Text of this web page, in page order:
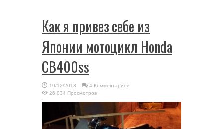
Как я привез себе из
Японии мотоцикл Honda
CB400ss
10/12/2013
4 Комментариев
26,034 Просмотров